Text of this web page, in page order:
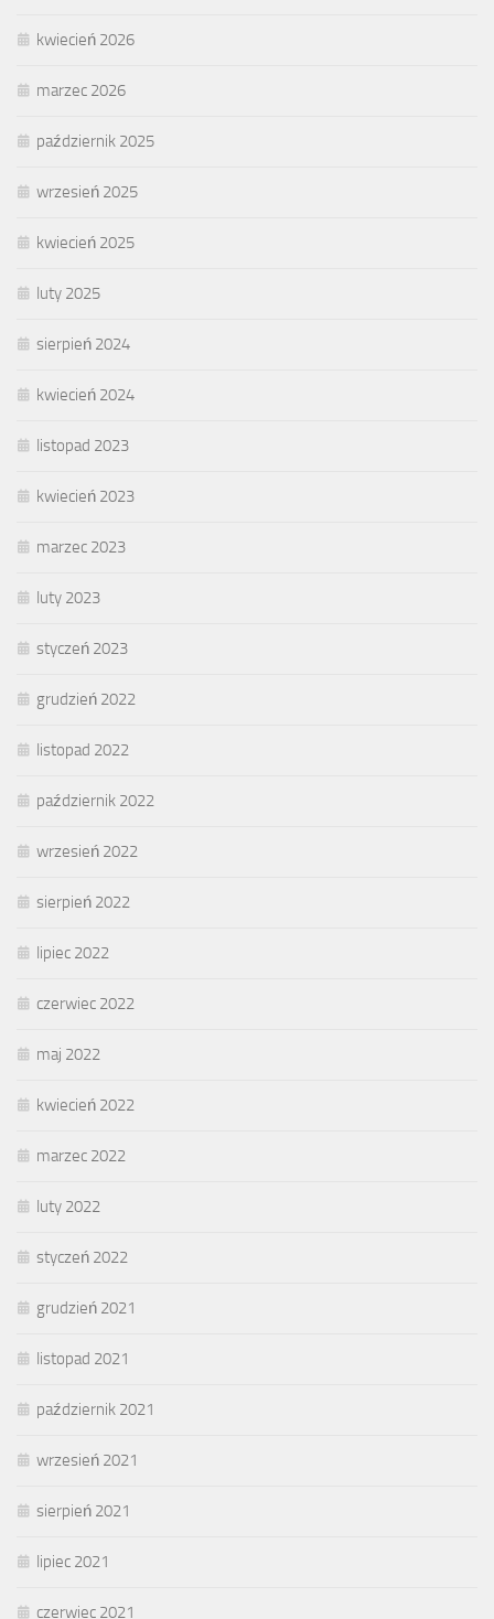
kwiecień 2026
marzec 2026
październik 2025
wrzesień 2025
kwiecień 2025
luty 2025
sierpień 2024
kwiecień 2024
listopad 2023
kwiecień 2023
marzec 2023
luty 2023
styczeń 2023
grudzień 2022
listopad 2022
październik 2022
wrzesień 2022
sierpień 2022
lipiec 2022
czerwiec 2022
maj 2022
kwiecień 2022
marzec 2022
luty 2022
styczeń 2022
grudzień 2021
listopad 2021
październik 2021
wrzesień 2021
sierpień 2021
lipiec 2021
czerwiec 2021